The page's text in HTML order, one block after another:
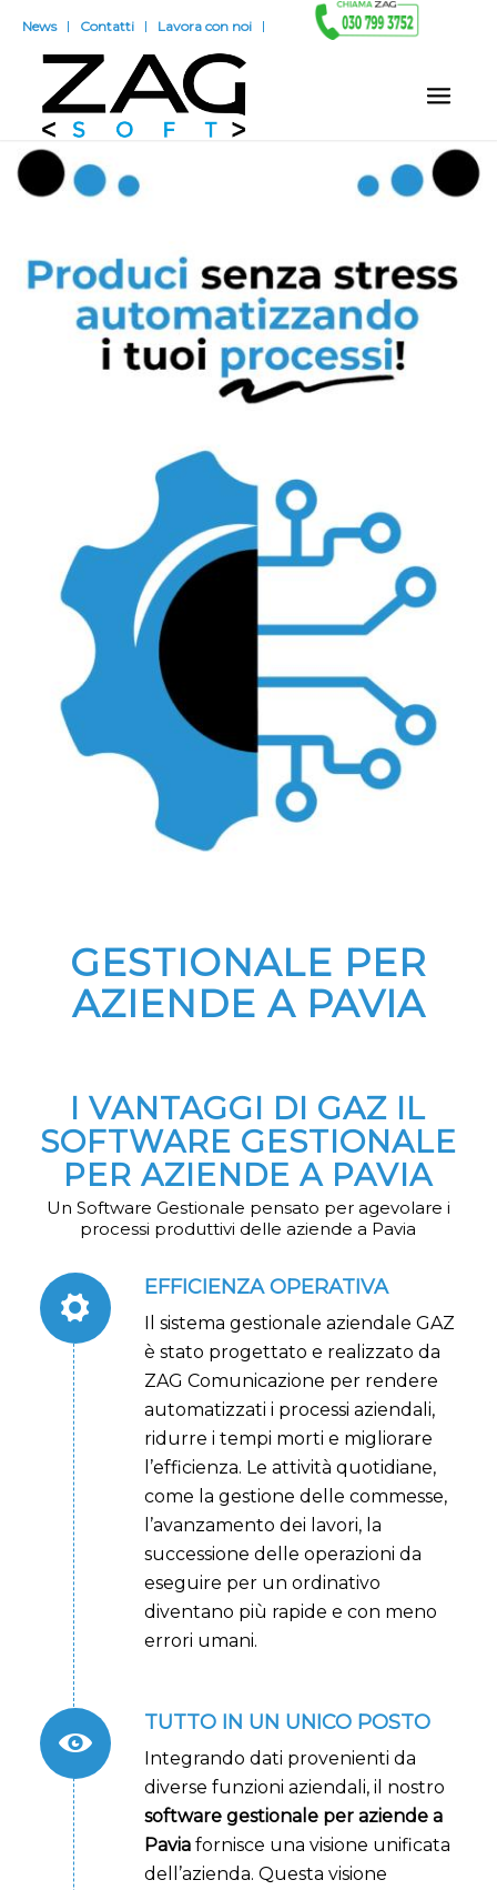
News Contatti Lavora con noi
GESTIONALE PER
AZIENDE A PAVIA
I VANTAGGI DI GAZ IL
SOFTWARE GESTIONALE
PER AZIENDE A PAVIA
Un Software Gestionale pensato per agevolare i
processi produttivi delle aziende a Pavia
EFFICIENZA OPERATIVA
Il sistema gestionale aziendale GAZ
è stato progettato e realizzato da
ZAG Comunicazione per rendere
automatizzati i processi aziendali,
ridurre i tempi morti e migliorare
l’efficienza. Le attività quotidiane,
come la gestione delle commesse,
l’avanzamento dei lavori, la
successione delle operazioni da
eseguire per un ordinativo
diventano più rapide e con meno
errori umani.
TUTTO IN UN UNICO POSTO
Integrando dati provenienti da
diverse funzioni aziendali, il nostro
software gestionale per aziende a
Paviafornisce una visione unificata
dell’azienda. Questa visione